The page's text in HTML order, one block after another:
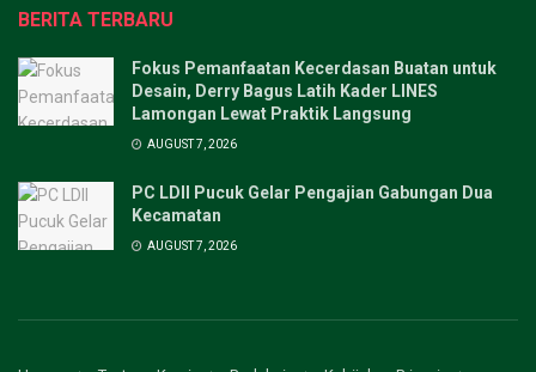
BERITA TERBARU
Fokus Pemanfaatan Kecerdasan Buatan untuk
Desain, Derry Bagus Latih Kader LINES
Lamongan Lewat Praktik Langsung
AUGUST 7, 2026
PC LDII Pucuk Gelar Pengajian Gabungan Dua
Kecamatan
AUGUST 7, 2026